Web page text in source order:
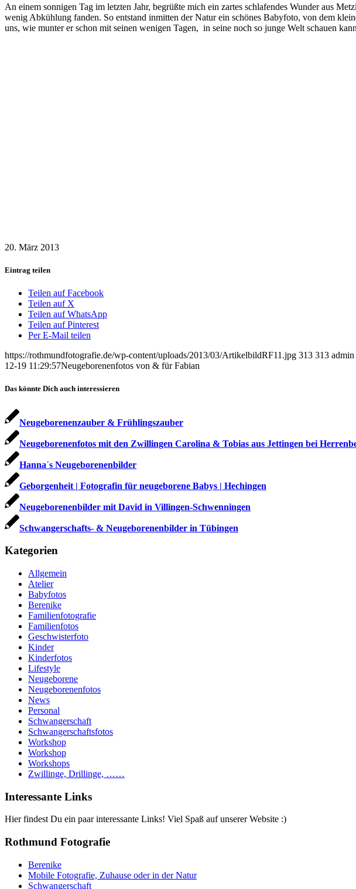
An einem sonnigen Tag im letzten Jahr, begrüßte mich ein zartes schlafendes Wunder aus
wenig Abkühlung fanden. So entstand inmitten der Natur ein schönes Babyfoto, von dem
uns, wie munter er schon mit seinen wenigen Tagen, in seine noch so junge Welt schauen
20. März 2013
Eintrag teilen
Teilen auf Facebook
Teilen auf X
Teilen auf WhatsApp
Teilen auf Pinterest
Per E-Mail teilen
https://rothmundfotografie.de/wp-content/uploads/2013/03/ArtikelbildRF11.jpg 313 313 admin
12-19 11:29:57Neugeborenenfotos von & für Fabian
Das könnte Dich auch interessieren
Neugeborenenzauber & Frühlingszauber
Neugeborenenfotos mit den Zwillingen Carolina & Tobias aus Jettingen bei
Hanna´s Neugeborenenbilder
Geborgenheit | Fotografin für neugeborene Babys | Hechingen
Neugeborenenbilder mit David in Villingen-Schwenningen
Schwangerschafts- & Neugeborenenbilder in Tübingen
Kategorien
Allgemein
Atelier
Babyfotos
Berenike
Familienfotografie
Familienfotos
Geschwisterfoto
Kinder
Kinderfotos
Lifestyle
Neugeborene
Neugeborenenfotos
News
Personal
Schwangerschaft
Schwangerschaftsfotos
Workshop
Workshop
Workshops
Zwillinge, Drillinge, ……
Interessante Links
Hier findest Du ein paar interessante Links! Viel Spaß auf unserer Website :)
Rothmund Fotografie
Berenike
Mobile Fotografie, Zuhause oder in der Natur
Schwangerschaft